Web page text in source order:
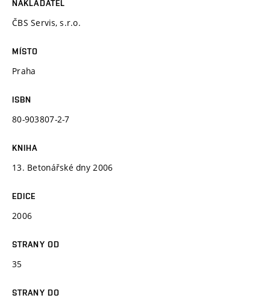
NAKLADATEL
ČBS Servis, s.r.o.
MÍSTO
Praha
ISBN
80-903807-2-7
KNIHA
13. Betonářské dny 2006
EDICE
2006
STRANY OD
35
STRANY DO